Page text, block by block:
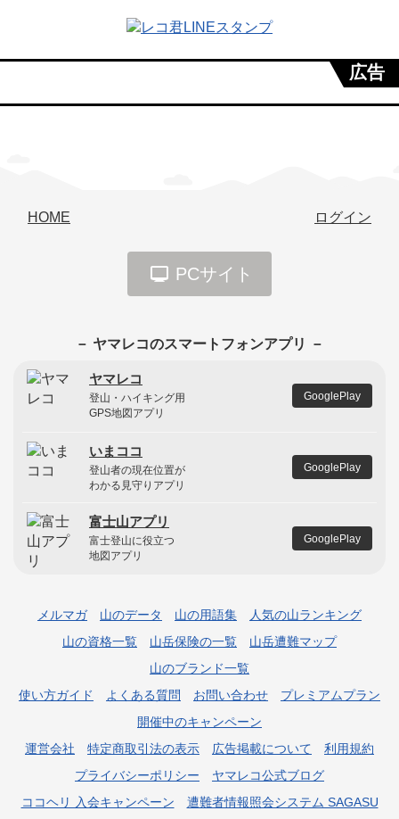
広告
HOME ログイン
PCサイト
－ ヤマレコのスマートフォンアプリ －
ヤマレコ
登山・ハイキング用
GPS地図アプリ
GooglePlay
いまココ
登山者の現在位置が
わかる見守りアプリ
GooglePlay
富士山アプリ
富士登山に役立つ
地図アプリ
GooglePlay
メルマガ 山のデータ 山の用語集
人気の山ランキング
山の資格一覧
山岳保険の一覧
山岳遭難マップ
山のブランド一覧
使い方ガイド
よくある質問 お問い合わせ
プレミアムプラン
開催中のキャンペーン
運営会社
特定商取引法の表示 広告掲載について
利用規約
プライバシーポリシー
ヤマレコ公式ブログ
ココヘリ 入会キャンペーン
遭難者情報照会システム SAGASU